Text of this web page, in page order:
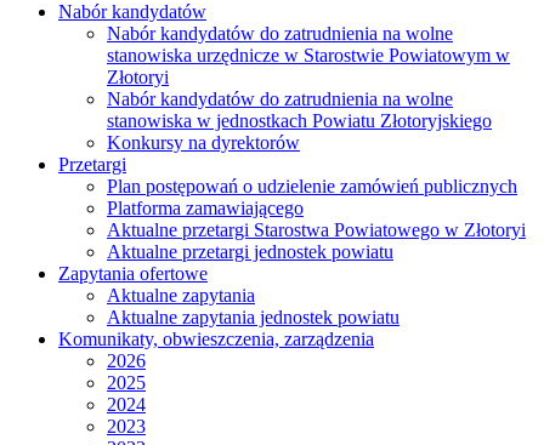
Nabór kandydatów
Nabór kandydatów do zatrudnienia na wolne
stanowiska urzędnicze w Starostwie Powiatowym w
Złotoryi
Nabór kandydatów do zatrudnienia na wolne
stanowiska w jednostkach Powiatu Złotoryjskiego
Konkursy na dyrektorów
Przetargi
Plan postępowań o udzielenie zamówień publicznych
Platforma zamawiającego
Aktualne przetargi Starostwa Powiatowego w Złotoryi
Aktualne przetargi jednostek powiatu
Zapytania ofertowe
Aktualne zapytania
Aktualne zapytania jednostek powiatu
Komunikaty, obwieszczenia, zarządzenia
2026
2025
2024
2023